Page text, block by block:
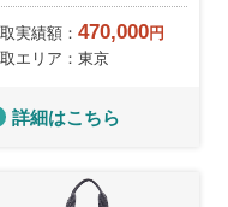
実績額：470,000円
エリア：東京
詳細はこちら